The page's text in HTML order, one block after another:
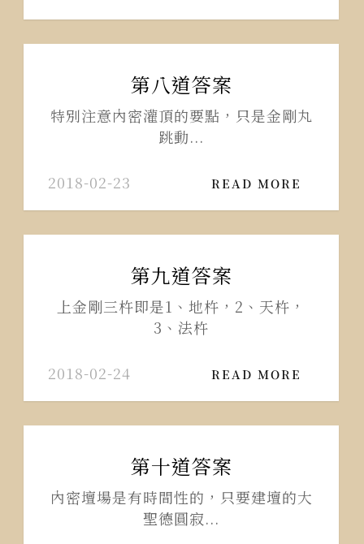
第八道答案
特別注意內密灌頂的要點，只是金剛丸
跳動...
2018-02-23 READ MORE
第九道答案
上金剛三杵即是1、地杵，2、天杵，
3、法杵
2018-02-24 READ MORE
第十道答案
內密壇場是有時間性的，只要建壇的大
聖德圓寂...